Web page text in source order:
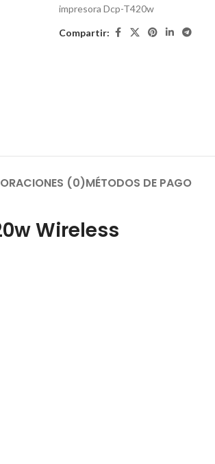
impresora Dcp-T420w
Compartir:
(0)MÉTODOS DE PAGO
Wireless